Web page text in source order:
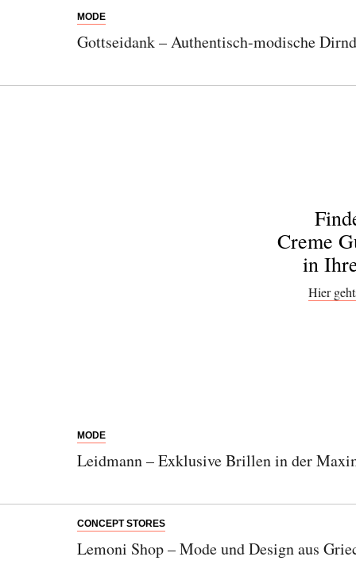
MODE
Gottseidank – Authentisch-modische
Creme
in
Hier
MODE
Leidmann – Exklusive Brillen in der
CONCEPT STORES
Lemoni Shop – Mode und Design aus